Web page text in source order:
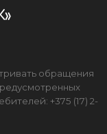
обращения
+375 (17) 2-